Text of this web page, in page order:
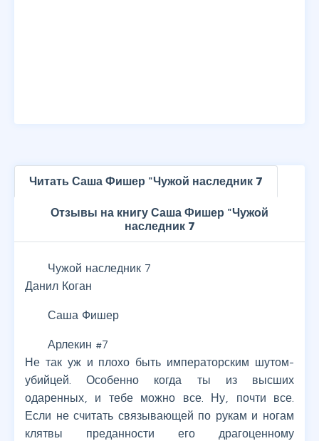
Читать Саша Фишер "Чужой наследник 7
Отзывы на книгу Саша Фишер "Чужой
наследник 7
Чужой наследник 7
Данил Коган
Саша Фишер
Арлекин #7
Не так уж и плохо быть императорским шутом-
убийцей. Особенно когда ты из высших
одаренных, и тебе можно все. Ну, почти все.
Если не считать связывающей по рукам и ногам
клятвы преданности его драгоценному